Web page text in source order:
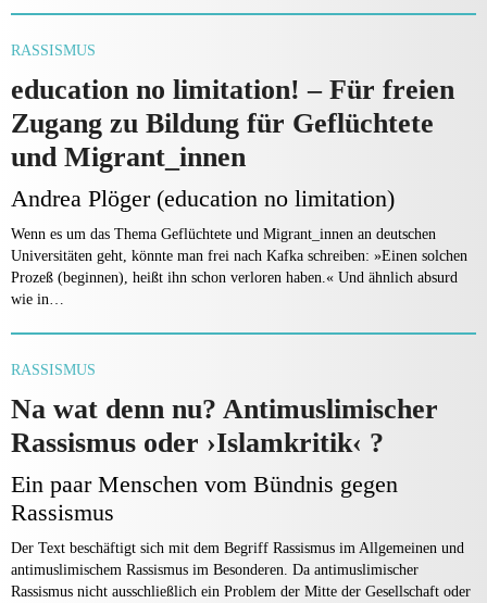
RASSISMUS
education no limitation! – Für freien
Zugang zu Bildung für Geflüchtete
und Migrant_innen
Andrea Plöger (education no limitation)
Wenn es um das Thema Geflüchtete und Migrant_innen an deutschen
Universitäten geht, könnte man frei nach Kafka schreiben: »Einen solchen
Prozeß (beginnen), heißt ihn schon verloren haben.« Und ähnlich absurd
wie in…
RASSISMUS
Na wat denn nu? Antimuslimischer
Rassismus oder ›Islamkritik‹ ?
Ein paar Menschen vom Bündnis gegen
Rassismus
Der Text beschäftigt sich mit dem Begriff Rassismus im Allgemeinen und
antimuslimischem Rassismus im Be­sonderen. Da antimuslimischer
Rassismus nicht aus­schließlich ein Problem der Mitte der Gesellschaft oder